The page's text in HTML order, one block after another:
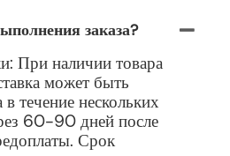
заказа?
При наличии товара
может быть
течение нескольких
60-90 дней после
Срок